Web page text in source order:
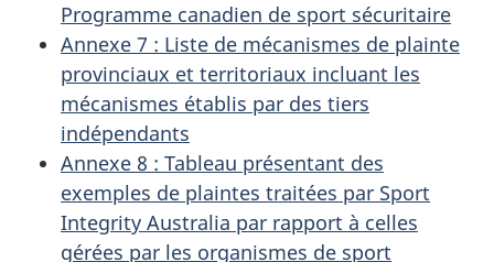
Programme canadien de sport sécuritaire
Annexe 7 : Liste de mécanismes de plainte
provinciaux et territoriaux incluant les
mécanismes établis par des tiers
indépendants
Annexe 8 : Tableau présentant des
exemples de plaintes traitées par Sport
Integrity Australia par rapport à celles
gérées par les organismes de sport